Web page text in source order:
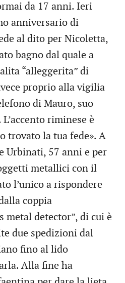
da 17 anni. Ieri
anniversario di
al dito per Nicoletta,
bagno dal quale a
“alleggerita” di
proprio alla vigilia
di Mauro, suo
riminese è
trovato la tua fede». A
Urbinati, 57 anni e per
metallici con il
l’unico a rispondere
coppia
metal detector”, di cui è
due spedizioni dal
fino al lido
Alla fine ha